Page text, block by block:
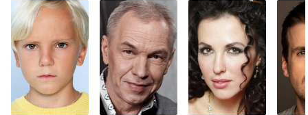
не Даньке, а совсем другому мальчику. Праздник
оборачивается трагическим откровением...